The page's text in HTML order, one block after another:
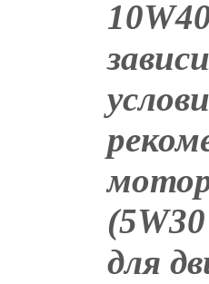
для